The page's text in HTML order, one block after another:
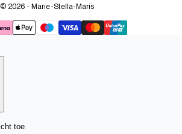
© 2026 - Marie-Stella-Maris